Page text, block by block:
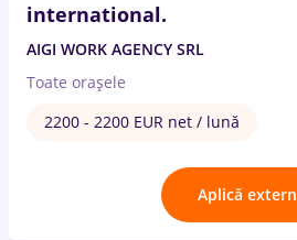
international.
AIGI WORK AGENCY SRL
Toate oraşele
2200 - 2200 EUR net / lună
Aplică extern